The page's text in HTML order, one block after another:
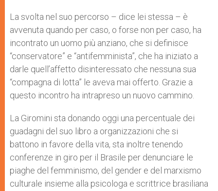
La svolta nel suo percorso – dice lei stessa – è
avvenuta quando per caso, o forse non per caso, ha
incontrato un uomo più anziano, che si definisce
“conservatore” e “antifemminista”, che ha iniziato a
darle quell’affetto disinteressato che nessuna sua
“compagna di lotta” le aveva mai offerto. Grazie a
questo incontro ha intrapreso un nuovo cammino.
La Giromini sta donando oggi una percentuale dei
guadagni del suo libro a organizzazioni che si
battono in favore della vita, sta inoltre tenendo
conferenze in giro per il Brasile per denunciare le
piaghe del femminismo, del gender e del marxismo
culturale insieme alla psicologa e scrittrice brasiliana